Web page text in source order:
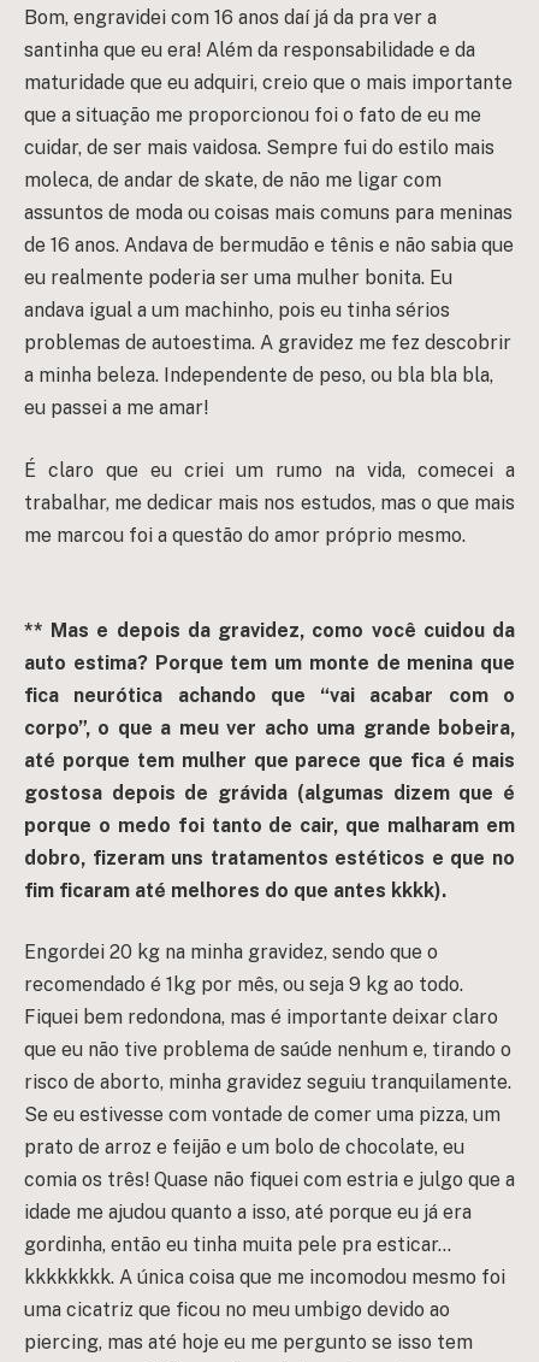
Bom, engravidei com 16 anos daí já da pra ver a
santinha que eu era! Além da responsabilidade e da
maturidade que eu adquiri, creio que o mais importante
que a situação me proporcionou foi o fato de eu me
cuidar, de ser mais vaidosa. Sempre fui do estilo mais
moleca, de andar de skate, de não me ligar com
assuntos de moda ou coisas mais comuns para meninas
de 16 anos. Andava de bermudão e tênis e não sabia que
eu realmente poderia ser uma mulher bonita. Eu
andava igual a um machinho, pois eu tinha sérios
problemas de autoestima. A gravidez me fez descobrir
a minha beleza. Independente de peso, ou bla bla bla,
eu passei a me amar!
É claro que eu criei um rumo na vida, comecei a
trabalhar, me dedicar mais nos estudos, mas o que mais
me marcou foi a questão do amor próprio mesmo.
** Mas e depois da gravidez, como você cuidou da
auto estima? Porque tem um monte de menina que
fica neurótica achando que “vai acabar com o
corpo”, o que a meu ver acho uma grande bobeira,
até porque tem mulher que parece que fica é mais
gostosa depois de grávida (algumas dizem que é
porque o medo foi tanto de cair, que malharam em
dobro, fizeram uns tratamentos estéticos e que no
fim ficaram até melhores do que antes kkkk).
Engordei 20 kg na minha gravidez, sendo que o
recomendado é 1kg por mês, ou seja 9 kg ao todo.
Fiquei bem redondona, mas é importante deixar claro
que eu não tive problema de saúde nenhum e, tirando o
risco de aborto, minha gravidez seguiu tranquilamente.
Se eu estivesse com vontade de comer uma pizza, um
prato de arroz e feijão e um bolo de chocolate, eu
comia os três! Quase não fiquei com estria e julgo que a
idade me ajudou quanto a isso, até porque eu já era
gordinha, então eu tinha muita pele pra esticar…
kkkkkkkk. A única coisa que me incomodou mesmo foi
uma cicatriz que ficou no meu umbigo devido ao
piercing, mas até hoje eu me pergunto se isso tem